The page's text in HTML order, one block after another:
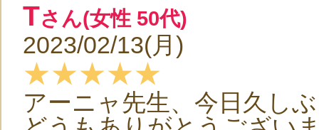
Tさん(女性 50代)
2023/02/13(月)
★★★★★
アーニャ先生、今日久し